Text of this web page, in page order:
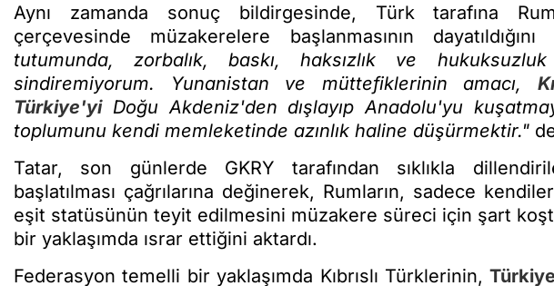
Aynı zamanda sonuç bildirgesinde, Türk tarafına
çerçevesinde müzakerelere başlanmasının
tutumunda, zorbalık, baskı, haksızlık ve
sindiremiyorum. Yunanistan ve müttefiklerinin amacı,
Türkiye'yiDoğu Akdeniz'den dışlayıp Anadolu'yu
toplumunu kendi memleketinde azınlık haline düşürmektir."
Tatar, son günlerde GKRY tarafından sıklıkla
başlatılması çağrılarına değinerek, Rumların, sadece
eşit statüsünün teyit edilmesini müzakere süreci için şart
bir yaklaşımda ısrar ettiğini aktardı.
Federasyon temelli bir yaklaşımda Kıbrıslı Türklerinin,